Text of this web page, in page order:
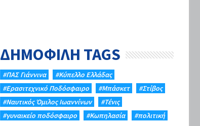
ΔΗΜΟΦΙΛΗ TAGS
#ΠΑΣ Γιάννινα
#Κύπελλο Ελλάδας
#Eρασιτεχνικό Ποδόσφαιρο
#Μπάσκετ
#Στίβος
#Ναυτικός Όμιλος Ιωαννίνων
#Τένις
#γυναικείο ποδόσφαιρο
#Κωπηλασία #πολιτική